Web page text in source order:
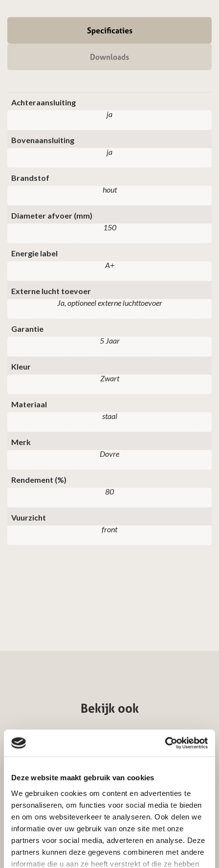
Deze website maakt gebruik van cookies
We gebruiken cookies om content en advertenties te
personaliseren, om functies voor social media te bieden
en om ons websiteverkeer te analyseren. Ook delen we
informatie over uw gebruik van onze site met onze
partners voor social media, adverteren en analyse. Deze
partners kunnen deze gegevens combineren met andere
informatie die u aan ze heeft verstrekt of die ze hebben
Specificaties
Downloads
Achteraansluiting
ja
Bovenaansluiting
ja
Brandstof
hout
Diameter afvoer (mm)
150
Energie label
A+
Externe lucht toevoer
Ja, optioneel externe luchttoevoer
Garantie
5 Jaar
Kleur
Zwart
Materiaal
staal
Merk
Dovre
Rendement (%)
80
Vuurzicht
front
Bekijk ook
KORTING AANVRAGEN
GRATIS THUIS BEZORGD
Altech Max H Depot Speksteen
Incl. btw
€ 4.898,00
Excl. btw
€4.047,93
Toevoegen aan winkelwagen